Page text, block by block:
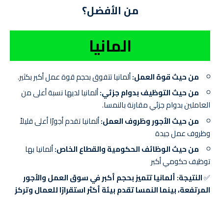
من الأفضل؟
المانيا
من حيث قوة العمل:ألمانيا تتفوق بحجم قوة عمل أكبر بكثير.
من حيث التوظيف بدوام جزئي:ألمانيا لديها نسبة أعلى من
العاملين بدوام جزئي مقارنة بالنمسا.
من حيث الأجور وظروف العمل:ألمانيا تقدم أجورًا أعلى قليلاً
وظروف عمل جيدة
من حيث الوظائف الحكومية والقطاع الخاص:ألمانيا بها
توظيف حكومي أكبر
✅النتيجة:ألمانيا تتميز بحجم أكبر في سوق العمل والأجور
المرتفعة، بينما النمسا تقدم بيئة أكثر استقرارًا للعمال وتركز